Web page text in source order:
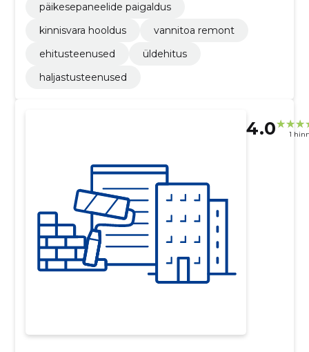
päikesepaneelide paigaldus
kinnisvara hooldus
vannitoa remont
ehitusteenused
üldehitus
haljastusteenused
4.0 1